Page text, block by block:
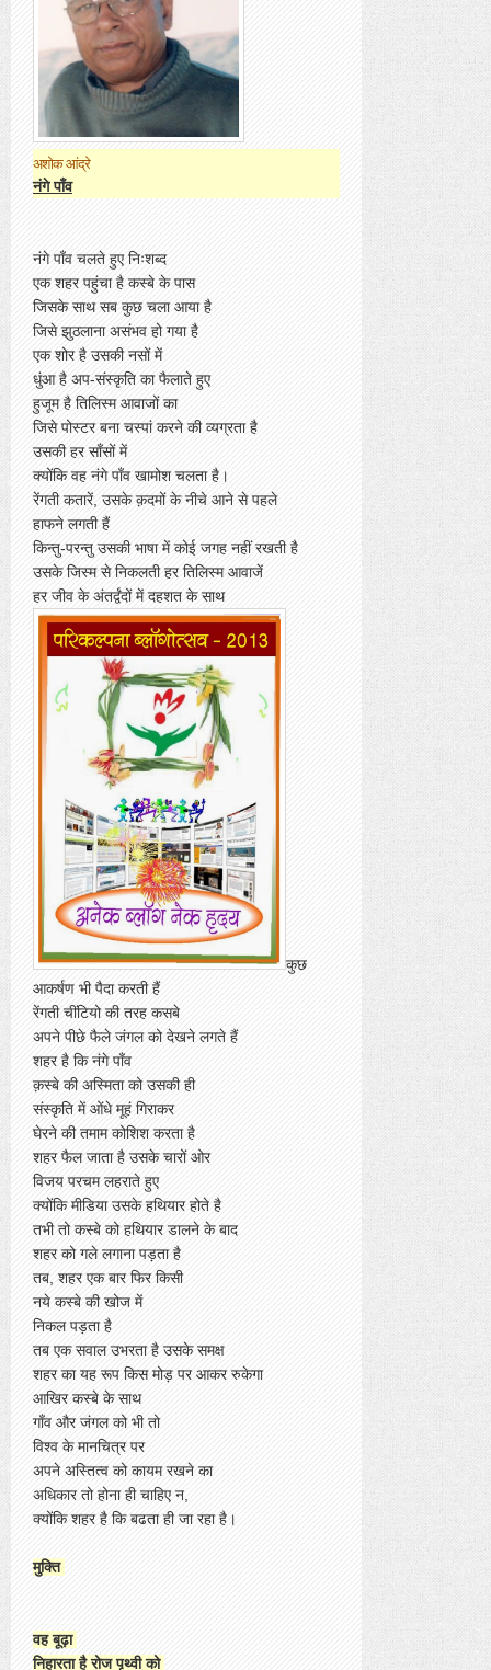
अशोक आंद्रे
नंगे पाँव
नंगे पाँव चलते हुए निःशब्द
एक शहर पहुंचा है कस्बे के पास
जिसके साथ सब कुछ चला आया है
जिसे झुठलाना असंभव हो गया है
एक शोर है उसकी नसों में
धुंआ है अप-संस्कृति का फैलाते हुए
हुजूम है तिलिस्म आवाजों का
जिसे पोस्टर बना चस्पां करने की व्यग्रता है
उसकी हर साँसों में
क्योंकि वह नंगे पाँव खामोश चलता है।
रेंगती कतारें, उसके क़दमों के नीचे आने से पहले
हाफने लगती हैं
किन्तु-परन्तु उसकी भाषा में कोई जगह नहीं रखती है
उसके जिस्म से निकलती हर तिलिस्म आवाजें
हर जीव के अंतर्द्वंदों में दहशत के साथ
कुछ
आकर्षण भी पैदा करती हैं
रेंगती चींटियो की तरह कसबे
अपने पीछे फैले जंगल को देखने लगते हैं
शहर है कि नंगे पाँव
क़स्बे की अस्मिता को उसकी ही
संस्कृति में ओंधे मूहं गिराकर
घेरने की तमाम कोशिश करता है
शहर फैल जाता है उसके चारों ओर
विजय परचम लहराते हुए
क्योंकि मीडिया उसके हथियार होते है
तभी तो कस्बे को हथियार डालने के बाद
शहर को गले लगाना पड़ता है
तब, शहर एक बार फिर किसी
नये कस्बे की खोज में
निकल पड़ता है
तब एक सवाल उभरता है उसके समक्ष
शहर का यह रूप किस मोड़ पर आकर रुकेगा
आखिर कस्बे के साथ
गाँव और जंगल को भी तो
विश्व के मानचित्र पर
अपने अस्तित्व को कायम रखने का
अधिकार तो होना ही चाहिए न,
क्योंकि शहर है कि बढता ही जा रहा है।
मुक्ति
वह बूढ़ा
निहारता है रोज पृथ्वी को